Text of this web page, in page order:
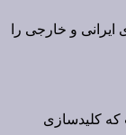
و خارجی را
که کلیدسازی